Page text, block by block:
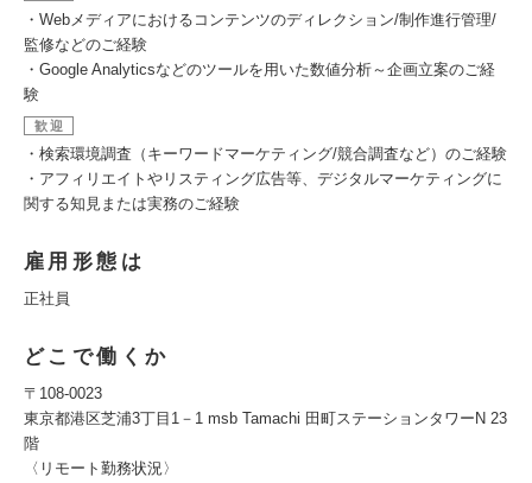
・Webメディアにおけるコンテンツのディレクション/制作進行管理/
監修などのご経験
・Google Analyticsなどのツールを用いた数値分析～企画立案のご経
験
歓迎
・検索環境調査（キーワードマーケティング/競合調査など）のご経験
・アフィリエイトやリスティング広告等、デジタルマーケティングに
関する知見または実務のご経験
雇用形態は
正社員
どこで働くか
〒108-0023
東京都港区芝浦3丁目1－1 msb Tamachi 田町ステーションタワーN 23
階
〈リモート勤務状況〉